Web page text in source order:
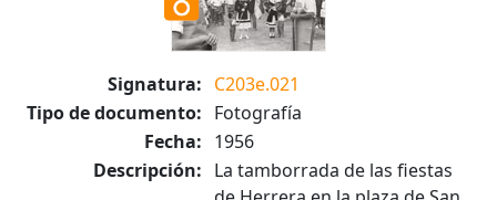
Signatura: C203e.021
Tipo de documento: Fotografía
Fecha: 1956
Descripción: La tamborrada de las fiestas